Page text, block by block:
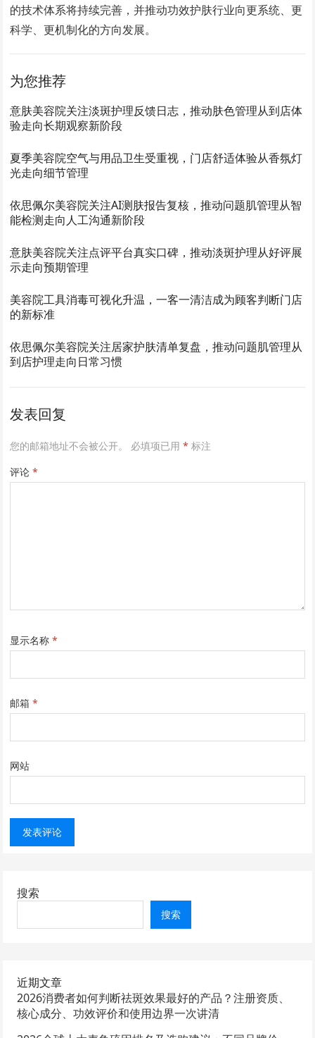
的技术体系将持续完善，并推动功效护肤行业向更系统、更
科学、更机制化的方向发展。
为您推荐
意肤美容院关注淡斑护理反馈日志，推动肤色管理从到店体
验走向长期观察新阶段
夏季美容院空气与用品卫生受重视，门店舒适体验从香氛灯
光走向细节管理
依思佩尔美容院关注AI测肤报告复核，推动问题肌管理从智
能检测走向人工沟通新阶段
意肤美容院关注点评平台真实口碑，推动淡斑护理从好评展
示走向预期管理
美容院工具消毒可视化升温，一客一清洁成为顾客判断门店
的新标准
依思佩尔美容院关注居家护肤清单复盘，推动问题肌管理从
到店护理走向日常习惯
发表回复
您的邮箱地址不会被公开。 必填项已用* 标注
评论*
显示名称*
邮箱*
网站
搜索
搜索
近期文章
2026消费者如何判断祛斑效果最好的产品？注册资质、
核心成分、功效评价和使用边界一次讲清